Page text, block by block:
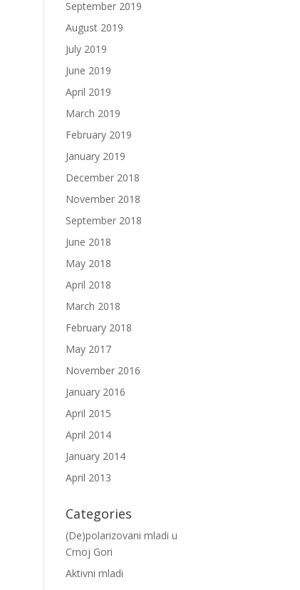
September 2019
August 2019
July 2019
June 2019
April 2019
March 2019
February 2019
January 2019
December 2018
November 2018
September 2018
June 2018
May 2018
April 2018
March 2018
February 2018
May 2017
November 2016
January 2016
April 2015
April 2014
January 2014
April 2013
Categories
(De)polarizovani mladi u
Crnoj Gori
Aktivni mladi